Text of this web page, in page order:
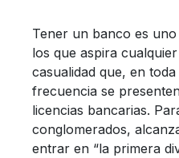
Tener un banco es
los que aspira
casualidad que, en
frecuencia se
licencias bancarias.
conglomerados,
entrar en “la primera